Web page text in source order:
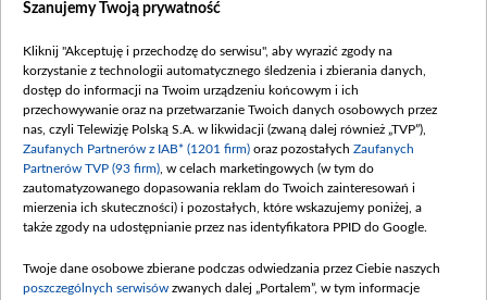
Dostępność
Procedura zgłoszeń wewnętrznych
Szanujemy Twoją prywatność
Kliknij "Akceptuję i przechodzę do serwisu", aby wyrazić zgody na
korzystanie z technologii automatycznego śledzenia i zbierania danych,
dostęp do informacji na Twoim urządzeniu końcowym i ich
przechowywanie oraz na przetwarzanie Twoich danych osobowych przez
nas, czyli Telewizję Polską S.A. w likwidacji (zwaną dalej również „TVP”),
Zaufanych Partnerów z IAB* (1201 firm) oraz pozostałych Zaufanych
Partnerów TVP (93 firm) , w celach marketingowych (w tym do
zautomatyzowanego dopasowania reklam do Twoich zainteresowań i
mierzenia ich skuteczności) i pozostałych, które wskazujemy poniżej, a
także zgody na udostępnianie przez nas identyfikatora PPID do Google.
Twoje dane osobowe zbierane podczas odwiedzania przez Ciebie naszych
poszczególnych serwisów zwanych dalej „Portalem”, w tym informacje